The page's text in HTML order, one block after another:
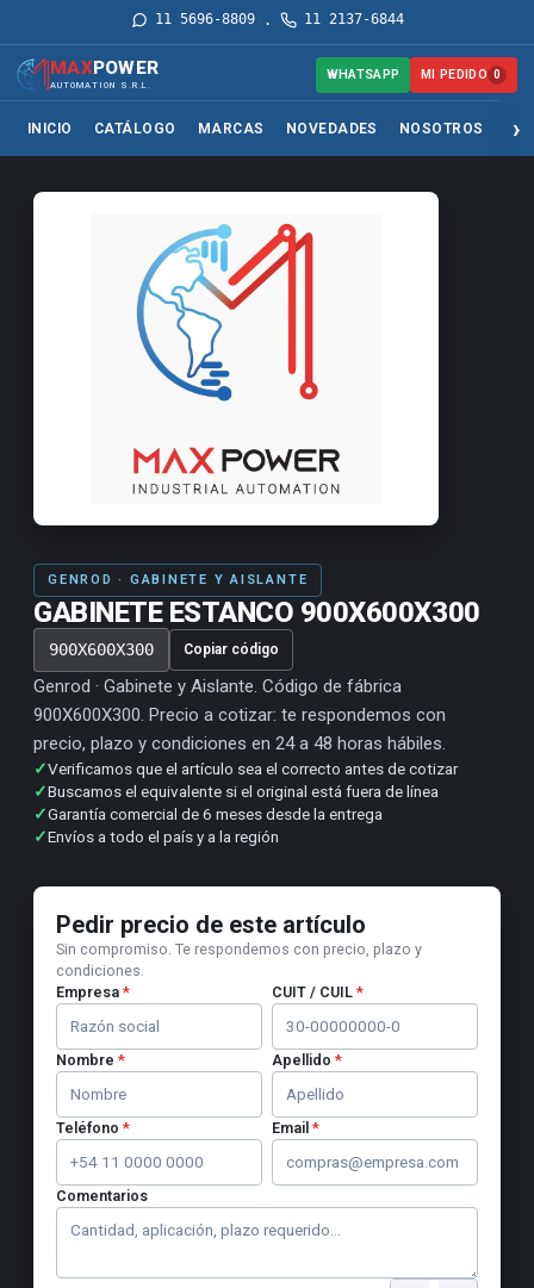
11 5696-8809· 11 2137-6844
MAXPOWER
AUTOMATION S.R.L.
INICIO CATÁLOGO MARCAS NOVEDADES NOSOTROS
WHATSAPP MI PEDIDO 0
GENROD · GABINETE Y AISLANTE
GABINETE ESTANCO 900X600X300
900X600X300 Copiar código
Genrod · Gabinete y Aislante. Código de fábrica
900X600X300. Precio a cotizar: te respondemos con
precio, plazo y condiciones en 24 a 48 horas hábiles.
✓Verificamos que el artículo sea el correcto antes de cotizar
✓Buscamos el equivalente si el original está fuera de línea
✓Garantía comercial de 6 meses desde la entrega
✓Envíos a todo el país y a la región
Pedir precio de este artículo
Sin compromiso. Te respondemos con precio, plazo y
condiciones.
Empresa * CUIT / CUIL *
Nombre * Apellido *
Teléfono * Email *
Comentarios